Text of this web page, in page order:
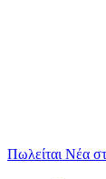
Πωλείται Νέα